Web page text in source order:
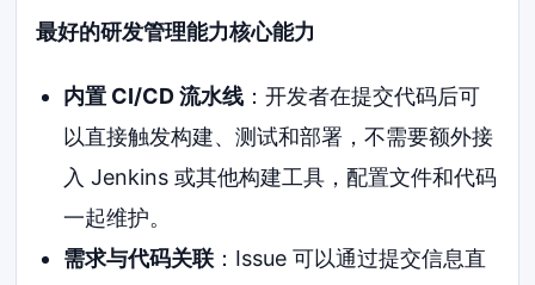
最好的研发管理能力核心能力
内置 CI/CD 流水线：开发者在提交代码后可
以直接触发构建、测试和部署，不需要额外接
入 Jenkins 或其他构建工具，配置文件和代码
一起维护。
需求与代码关联：Issue 可以通过提交信息直